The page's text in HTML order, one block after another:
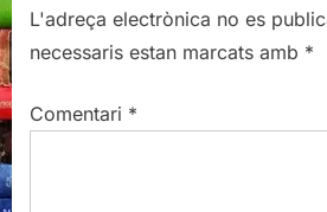
o
u
P
P
o
t
L'adreça electrònica no es
necessaris estan marcats amb *
Comentari *